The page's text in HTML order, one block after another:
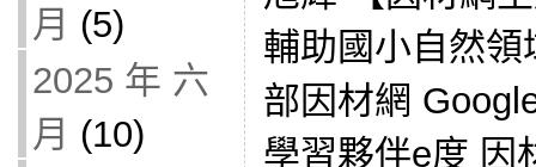
月 (5)
2025 年 六
月 (10)
輔助國小自然
部因材網
學習夥伴e度 因